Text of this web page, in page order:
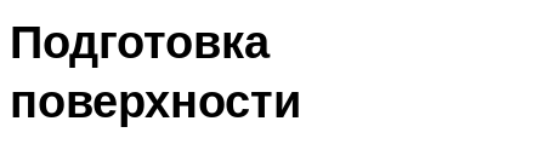
Подготовка
поверхности